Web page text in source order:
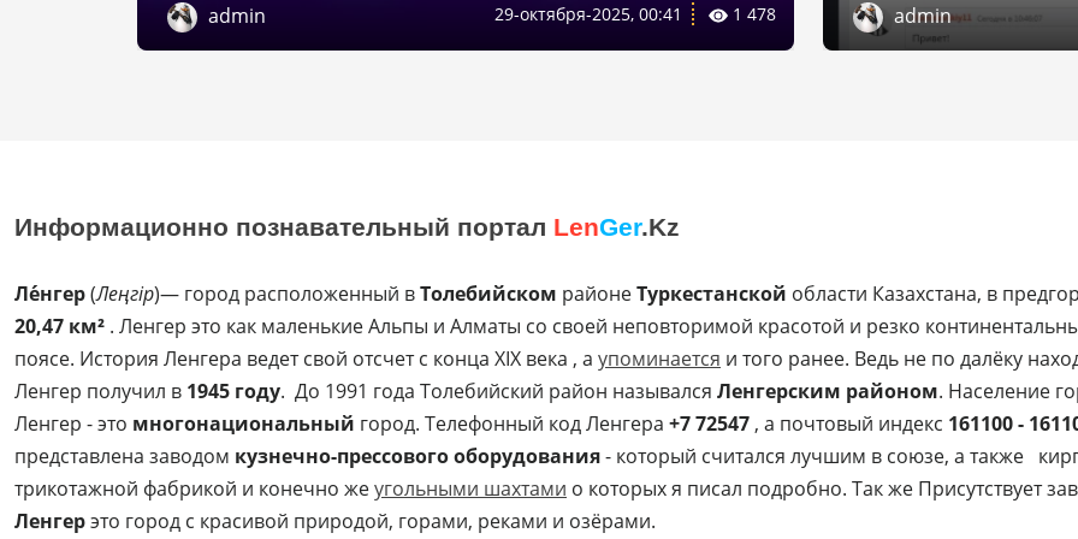
admin 29-октября-2025, 00:41 1 478 admin
Информационно познавательный портал LenGer.Kz
Ле́нгер(Леңгір)— город расположенный вТолебийском районеТуркестанской области Казахстана, в
20,47 км² . Ленгер это как маленькие Альпы и Алматы со своей неповторимой красотой и резко
поясе. История Ленгера ведет свой отсчет с конца XIX века , а упоминается и того ранее. Ведь не по далёку
Ленгер получил в 1945 году. До 1991 года Толебийский район назывался Ленгерским районом. Население
Ленгер - это многонациональный город. Телефонный код Ленгера +7 72547 , а почтовый индекс 161100 -
представлена заводом кузнечно-прессового оборудования- который считался лучшим в союзе, а также
трикотажной фабрикой и конечно жеугольными шахтами о которых я писал подробно. Так же Присутствует
Ленгерэто город с красивой природой, горами, реками и озёрами.